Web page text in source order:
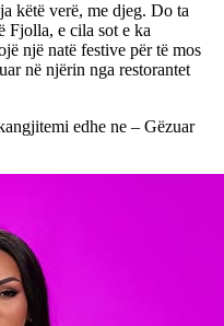
këtë verë, me djeg. Do ta
Fjolla, e cila sot e ka
një natë festive për të mos
në njërin nga restorantet
edhe ne – Gëzuar